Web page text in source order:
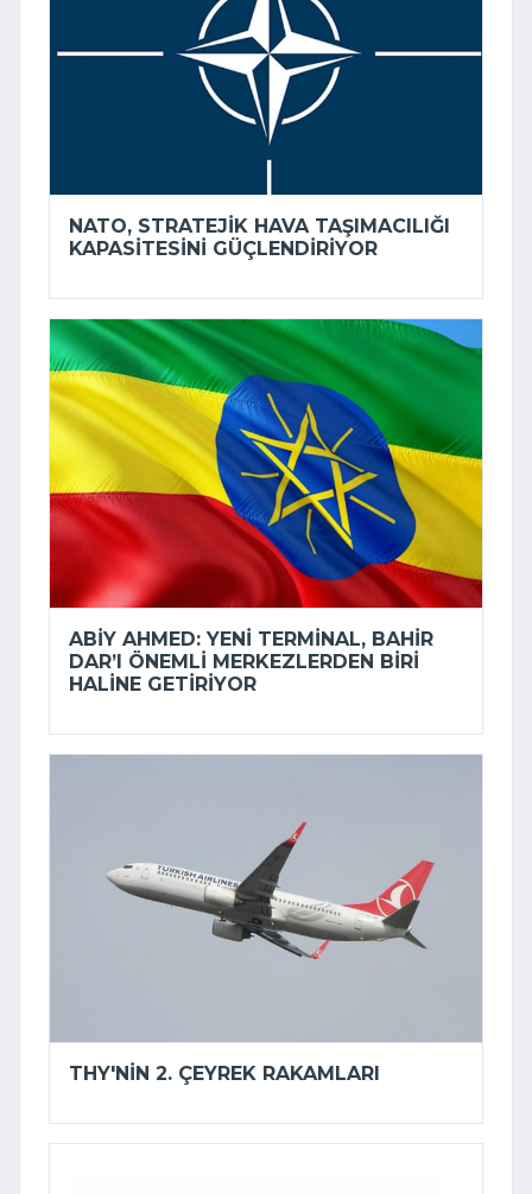
NATO, STRATEJIK HAVA TAŞIMACILIĞI
KAPASITESINI GÜÇLENDIRIYOR
ABIY AHMED: YENI TERMINAL, BAHIR
DAR’I ÖNEMLI MERKEZLERDEN BIRI
HALINE GETIRIYOR
THY'NIN 2. ÇEYREK RAKAMLARI